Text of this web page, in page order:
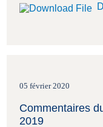
05 février 2020
Commentaires
2019